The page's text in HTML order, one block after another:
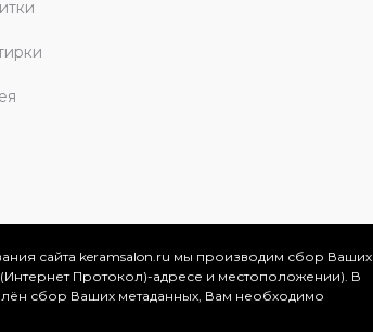
2026
ознакомительных целях и ни
сайта keramsalon.ru мы производим сбор Ваших
Протокол)-адресе и местоположении). В
сбор Ваших метаданных, Вам необходимо